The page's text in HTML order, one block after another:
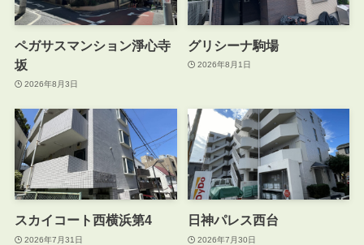
ペガサスマンション淨心寺
坂
2026年8月3日
グリシーナ駒場
2026年8月1日
スカイコート西横浜第4
2026年7月31日
日神パレス西台
2026年7月30日